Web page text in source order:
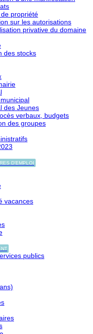
propriété
sur les autorisations
privative du domaine
des stocks
des Jeunes
verbaux, budgets
des groupes
D'EMPLOI
vacances
publics